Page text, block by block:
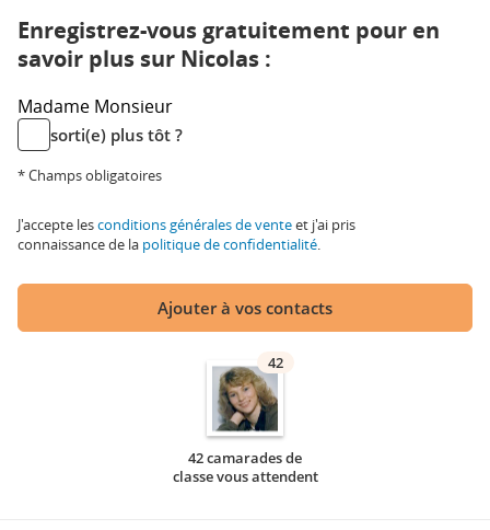
Enregistrez-vous gratuitement pour en
savoir plus sur Nicolas :
Madame Monsieur
sorti(e) plus tôt ?
* Champs obligatoires
J'accepte lesconditions générales de venteet j'ai pris
connaissance de la politique de confidentialité.
Ajouter à vos contacts
42
42 camarades de
classe vous attendent